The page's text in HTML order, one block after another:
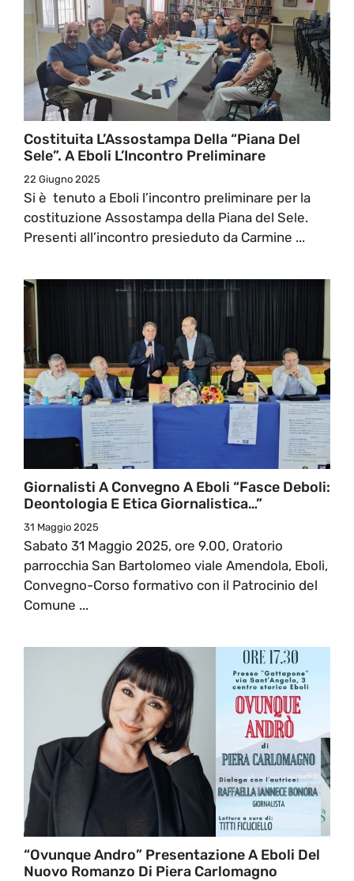
Costituita L’Assostampa Della “Piana Del
Sele”. A Eboli L’Incontro Preliminare
22 Giugno 2025
Si è tenuto a Eboli l’incontro preliminare per la
costituzione Assostampa della Piana del Sele.
Presenti all’incontro presieduto da Carmine ...
Giornalisti A Convegno A Eboli “Fasce Deboli:
Deontologia E Etica Giornalistica…”
31 Maggio 2025
Sabato 31 Maggio 2025, ore 9.00, Oratorio
parrocchia San Bartolomeo viale Amendola, Eboli,
Convegno-Corso formativo con il Patrocinio del
Comune ...
“Ovunque Andro” Presentazione A Eboli Del
Nuovo Romanzo Di Piera Carlomagno